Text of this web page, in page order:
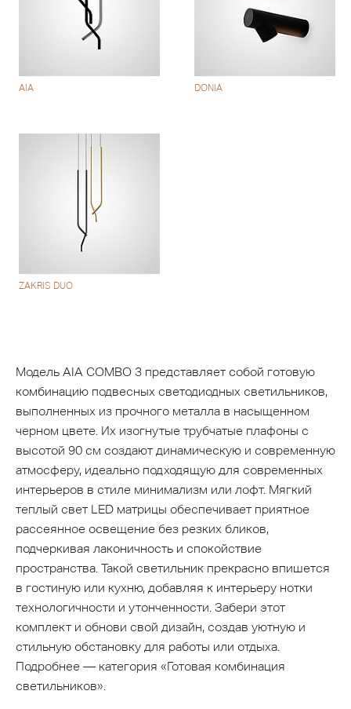
AIA DONIA
ZAKRIS DUO
Модель AIA COMBO 3 представляет собой готовую
комбинацию подвесных светодиодных светильников,
выполненных из прочного металла в насыщенном
черном цвете. Их изогнутые трубчатые плафоны с
высотой 90 см создают динамическую и современную
атмосферу, идеально подходящую для современных
интерьеров в стиле минимализм или лофт. Мягкий
теплый свет LED матрицы обеспечивает приятное
рассеянное освещение без резких бликов,
подчеркивая лаконичность и спокойствие
пространства. Такой светильник прекрасно впишется
в гостиную или кухню, добавляя к интерьеру нотки
технологичности и утонченности. Забери этот
комплект и обнови свой дизайн, создав уютную и
стильную обстановку для работы или отдыха.
Подробнее — категория «Готовая комбинация
светильников».